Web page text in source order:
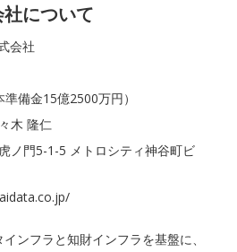
について
会社
備金15億2500万円）
木 隆仁
ノ門5-1-5 メトロシティ神谷町ビ
ンフラと知財インフラを基盤に、